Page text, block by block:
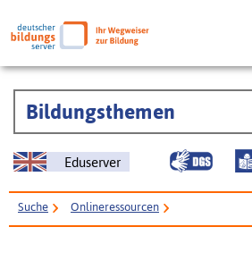
Bildungsthemen
Eduserver
Suche Onlineressourcen